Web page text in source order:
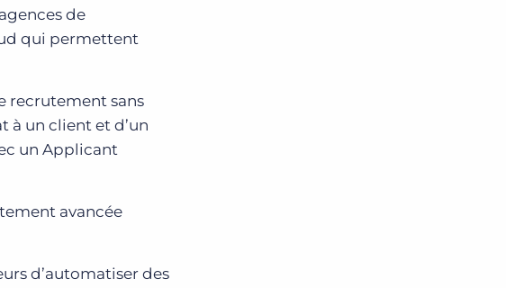
de
qui permettent
recrutement sans
à un client et d’un
un Applicant
avancée
d’automatiser des